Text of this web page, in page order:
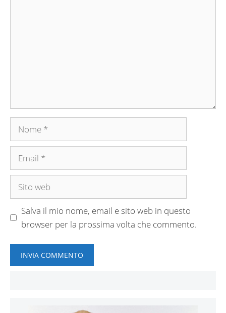
Nome
Email
Sito
Salva il mio nome, email e sito web in questo
browser per la prossima volta che commento.